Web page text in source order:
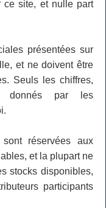
ce site, et nulle part
présentées sur
et ne doivent être
Seuls les chiffres,
donnés par les
réservées aux
et la plupart ne
stocks disponibles,
participants